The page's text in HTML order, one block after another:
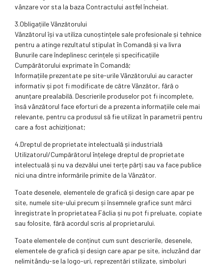
vânzare vor sta la baza Contractului astfel încheiat.
3.Obligațiile Vânzătorului
Vânzătorul își va utiliza cunoștințele sale profesionale și tehnice
pentru a atinge rezultatul stipulat în Comandă și va livra
Bunurile care îndeplinesc cerințele și specificațiile
Cumpărătorului exprimate în Comandă;
Informațiile prezentate pe site-urile Vânzătorului au caracter
informativ și pot fi modificate de către Vânzător, fără o
anunțare prealabilă. Descrierile produselor pot fi incomplete,
însă vânzătorul face eforturi de a prezenta informațiile cele mai
relevante, pentru ca produsul să fie utilizat în parametrii pentru
care a fost achiziționat;
4.Dreptul de proprietate intelectuală și industrială
Utilizatorul/Cumpărătorul înțelege dreptul de proprietate
intelectuală și nu va dezvălui unei terțe părți sau va face publice
nici una dintre informările primite de la Vânzător.
Toate desenele, elementele de grafică și design care apar pe
site, numele site-ului precum și însemnele grafice sunt mărci
înregistrate în proprietatea Făclia și nu pot fi preluate, copiate
sau folosite, fără acordul scris al proprietarului.
Toate elementele de conținut cum sunt descrierile, desenele,
elementele de grafică și design care apar pe site, incluzând dar
nelimitându-se la logo-uri, reprezentări stilizate, simboluri